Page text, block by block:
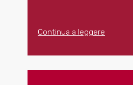
Continua a leggere